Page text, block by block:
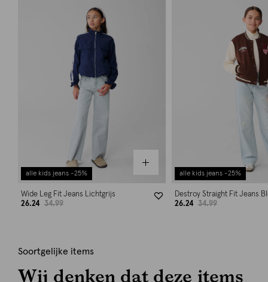
alle kids jeans -25%
Wide Leg Fit Jeans Lichtgrijs
26.24
34.99
alle kids jeans -25%
Destroy Straight Fit Jeans
26.24
34.99
Soortgelijke items
Wij denken dat deze items